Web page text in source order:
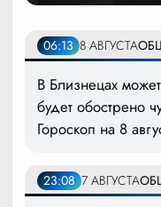
06:13 8 АВГУСТА
В Близнецах
будет обострено
Гороскоп на 8
23:08 7 АВГУСТА